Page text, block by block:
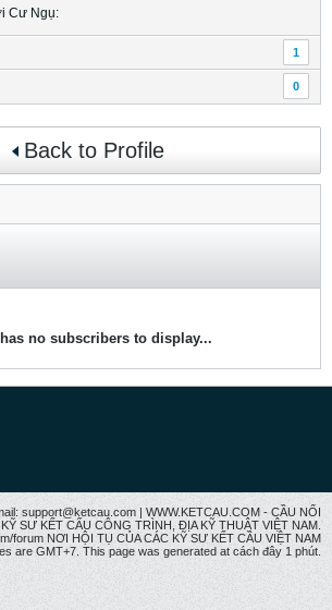
Cư Ngụ:
1
0
Back to Profile
no subscribers to display...
support@ketcau.com | WWW.KETCAU.COM - CẦU NỐI
SƯ KẾT CẤU CÔNG TRÌNH, ĐỊA KỸ THUẬT VIỆT NAM.
forum NƠI HỘI TỤ CỦA CÁC KỸ SƯ KẾT CÂU VIỆT NAM
are GMT+7. This page was generated at cách đây 1 phút.